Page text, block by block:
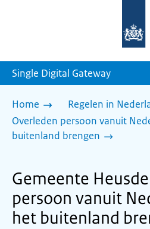
homepage
Single Digital Gateway
Home
Regelen in
Overleden persoon vanuit
buitenland brengen
Gemeente
persoon vanuit
het buitenland